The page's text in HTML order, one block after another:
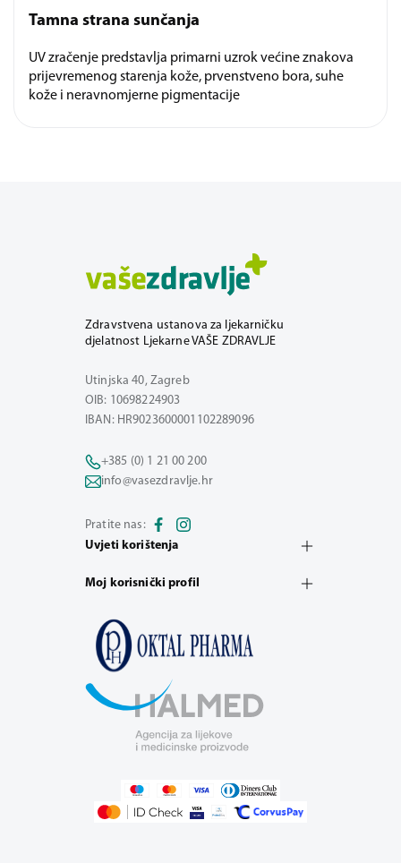
Tamna strana sunčanja
UV zračenje predstavlja primarni uzrok većine znakova
prijevremenog starenja kože, prvenstveno bora, suhe
kože i neravnomjerne pigmentacije
Zdravstvena ustanova za ljekarničku
djelatnost Ljekarne VAŠE ZDRAVLJE
Utinjska 40, Zagreb
OIB: 10698224903
IBAN: HR9023600001102289096
+385 (0) 1 21 00 200
info@vasezdravlje.hr
Pratite nas:
Uvjeti korištenja
Moj korisnički profil